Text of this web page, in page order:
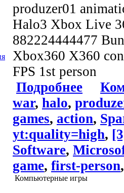
produzer01
Halo3 Xbox Live
882224444477
Xbox360 X360
FPS 1st person
Подробнее
war, halo,
games, action,
yt:quality=high,
Software,
game, first-person
Компьютерные игры